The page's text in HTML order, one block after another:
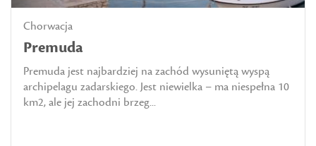
Chorwacja
Premuda
Premuda jest najbardziej na zachód wysuniętą wyspą
archipelagu zadarskiego. Jest niewielka – ma niespełna 10
km2, ale jej zachodni brzeg...